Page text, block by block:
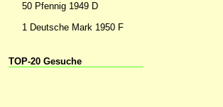
50 Pfennig 1949 D
1 Deutsche Mark 1950 F
TOP-20 Gesuche